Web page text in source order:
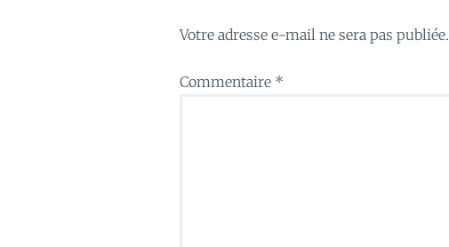
Votre adresse e-mail ne sera pas publiée.
Commentaire *